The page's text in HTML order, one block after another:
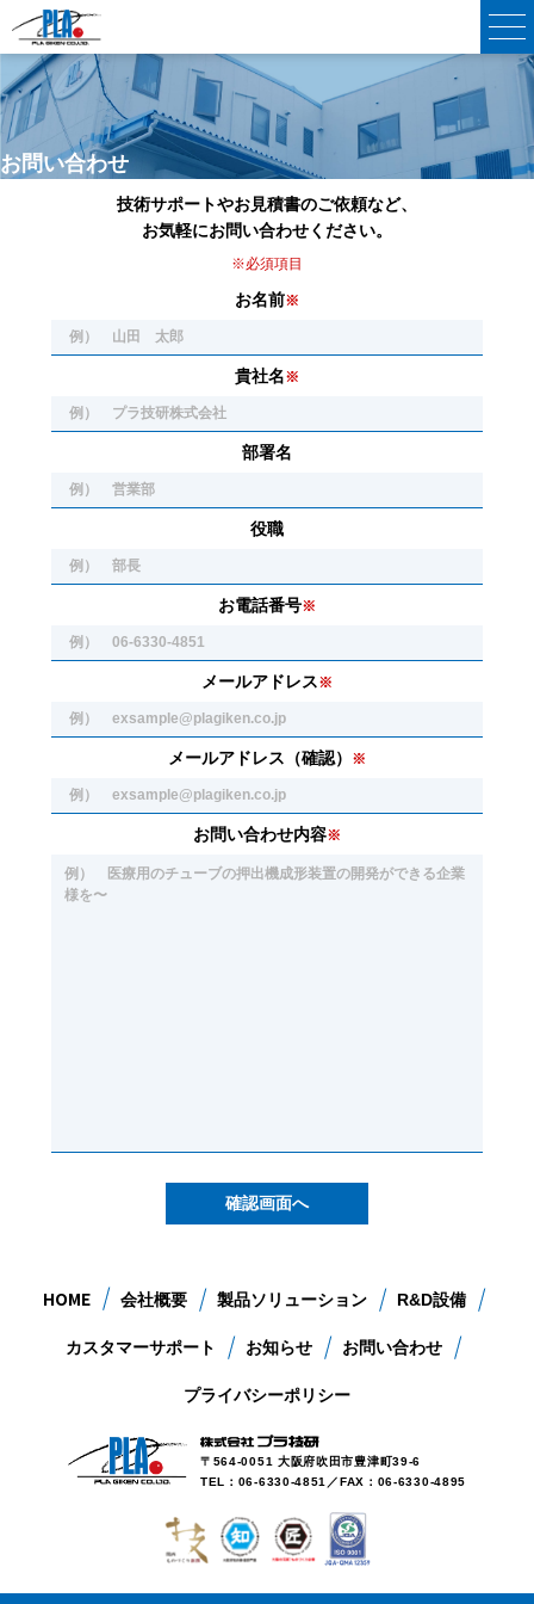
お問い合わせ
技術サポートやお見積書のご依頼など、
お気軽にお問い合わせください。
※必須項目
お名前※
貴社名※
部署名
役職
お電話番号※
メールアドレス※
メールアドレス（確認） ※
お問い合わせ内容※
HOME 会社概要 製品ソリューション R&D設備
カスタマーサポート お知らせ お問い合わせ
プライバシーポリシー
〒564-0051 大阪府吹田市豊津町39-6
TEL：06-6330-4851／FAX：06-6330-4895